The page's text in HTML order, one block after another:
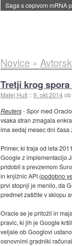
Saga s cepivom mRNA
Novice »
Tretji krog
Matej Huš ::9. okt 2014ob
Reuters- Spor med
vsaka stran zmagala
ima sedaj mesec dni
Primer, ki traja od leta
Google z implementacijo
pridobil s prevzemom
in knjižnic API (podobno
prvi stopnji je menilo, da
predmet zaščite v sklopu
Oracle se je pritožil in
pravic, ki jih je Google
veljale ob Googlovi
osnovnimi gradniki